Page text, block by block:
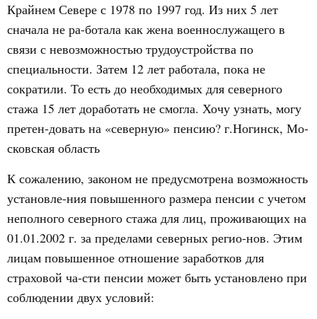
Крайнем Севере с 1978 по 1997 год. Из них 5 лет
сначала не ра-ботала как жена военнослужащего в
связи с невозможностью трудоустройства по
специальности. Затем 12 лет работала, пока не
сократили. То есть до необходимых для северного
стажа 15 лет доработать не смогла. Хочу узнать, могу
претен-довать на «северную» пенсию? г.Ногинск, Мо-
сковская область
К сожалению, законом не предусмотрена возможность
установле-ния повышенного размера пенсии с учетом
неполного северного стажа для лиц, проживающих на
01.01.2002 г. за пределами северных регио-нов. Этим
лицам повышенное отношение заработков для
страховой ча-сти пенсии может быть установлено при
соблюдении двух условий: